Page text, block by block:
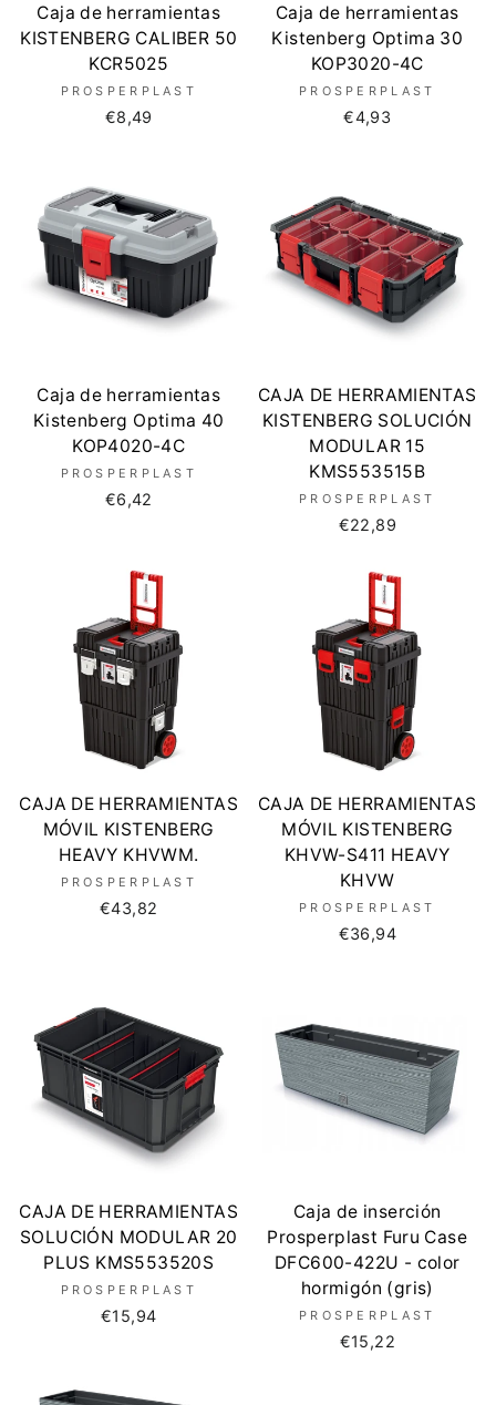
Caja de herramientas
KISTENBERG CALIBER 50
KCR5025
PROSPERPLAST
€8,49
Caja de herramientas
Kistenberg Optima 30
KOP3020-4C
PROSPERPLAST
€4,93
Caja de herramientas
Kistenberg Optima 40
KOP4020-4C
PROSPERPLAST
€6,42
CAJA DE HERRAMIENTAS
KISTENBERG SOLUCIÓN
MODULAR 15
KMS553515B
PROSPERPLAST
€22,89
CAJA DE HERRAMIENTAS
MÓVIL KISTENBERG
HEAVY KHVWM.
PROSPERPLAST
€43,82
CAJA DE HERRAMIENTAS
MÓVIL KISTENBERG
KHVW-S411 HEAVY
KHVW
PROSPERPLAST
€36,94
CAJA DE HERRAMIENTAS
SOLUCIÓN MODULAR 20
PLUS KMS553520S
PROSPERPLAST
€15,94
Caja de inserción
Prosperplast Furu Case
DFC600-422U - color
hormigón (gris)
PROSPERPLAST
€15,22